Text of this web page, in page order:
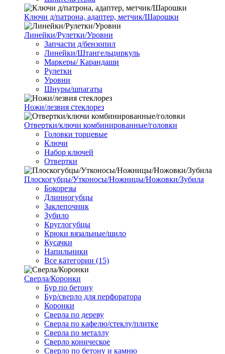
Ключи д/патрона, адаптер, метчик/Шарошки
Линейки/Рулетки/Уровни
Запчасти д/бензопил
Линейки/Штангельциркуль
Маркеры/ Карандаши
Рулетки
Уровни
Шнуры/шпагаты
Ножи/лезвия стеклорез
Отвертки/ключи комбинированные/головки
Головки торцевые
Ключи
Набор ключей
Отвертки
Плоскогубцы/Утконосы/Ножницы/Ножовки/Зубила
Бокорезы
Длинногубцы
Заклепочник
Зубило
Круглогубцы
Крюки вязальные/шило
Кусачки
Напильники
Все категории (15)
Сверла/Коронки
Бур по бетону
Бур/сверло для перфоратора
Коронки
Сверла по дереву
Сверла по кафелю/стеклу/плитке
Сверла по металлу
Сверло коническое
Сверло по бетону и камню